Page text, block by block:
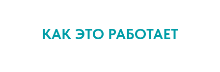
КАК ЭТО РАБОТАЕТ